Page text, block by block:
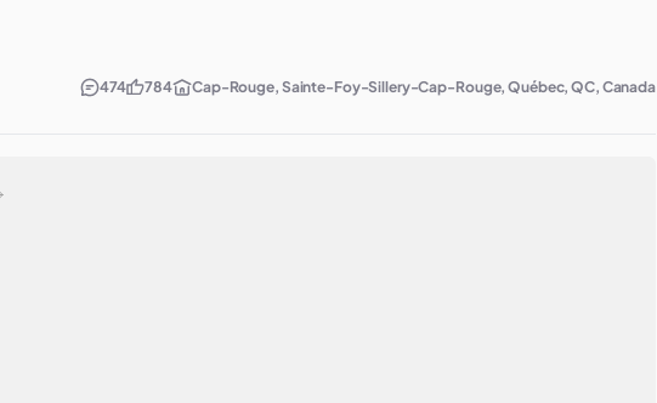
474 784 Cap-Rouge, Sainte-Foy-Sillery-Cap-Rouge, Québec, QC, Canada